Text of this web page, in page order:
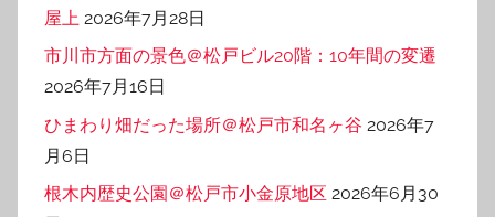
屋上 2026年7月28日
市川市方面の景色＠松戸ビル20階：10年間の変遷
2026年7月16日
ひまわり畑だった場所＠松戸市和名ヶ谷 2026年7
月6日
根木内歴史公園＠松戸市小金原地区 2026年6月30